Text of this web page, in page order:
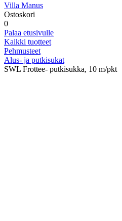
Villa Manus
Ostoskori
0
Palaa etusivulle
Kaikki tuotteet
Pehmusteet
Alus- ja putkisukat
SWL Frottee- putkisukka, 10 m/pkt